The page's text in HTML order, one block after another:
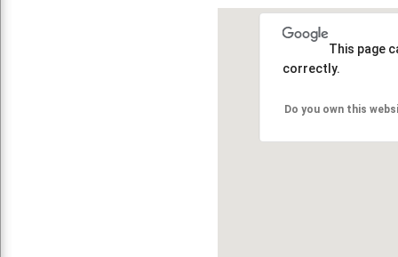
This page
correctly.
Do you own this